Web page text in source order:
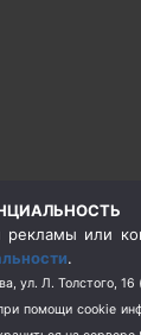
или
.
ул. Л. Толстого,
помощи cookie